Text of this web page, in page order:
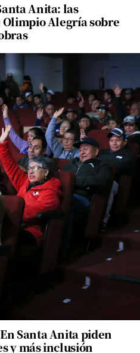
Anita: las
Alegría sobre
Santa Anita piden
y más inclusión